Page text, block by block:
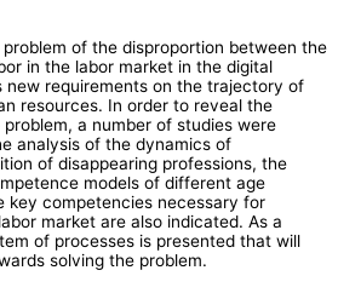
of the disproportion between the
in the labor market in the digital
new requirements on the trajectory of
resources. In order to reveal the
a number of studies were
analysis of the dynamics of
of disappearing professions, the
models of different age
key competencies necessary for
market are also indicated. As a
of processes is presented that will
solving the problem.